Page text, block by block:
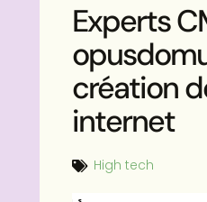
Experts
création
internet
High tech